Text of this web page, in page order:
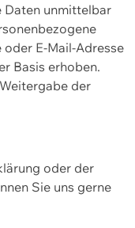
Daten unmittelbar
oder E-Mail-Adresse
Basis erhoben.
der
oder der
Sie uns gerne